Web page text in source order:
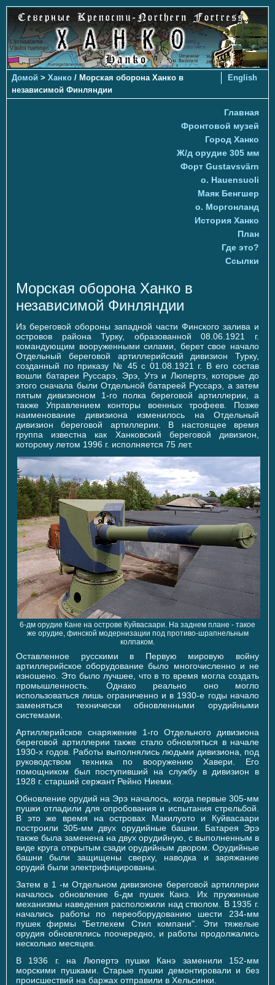
English
Домой > Ханко / Морская оборона Ханко в
независимой Финляндии
Главная
Фронтовой музей
Город Ханко
Ж/д орудие 305 мм
Форт Gustavsvärn
о. Hauensuoli
Маяк Бенгшер
о. Моргонланд
История Ханко
План
Где это?
Ссылки
Морская оборона Ханко в
независимой Финляндии
Из береговой обороны западной части Финского залива и
островов района Турку, образованной 08.06.1921 г.
командующим вооруженными силами, берет свое начало
Отдельный береговой артиллерийский дивизион Турку,
созданный по приказу № 45 с 01.08.1921 г. В его состав
вошли батареи Руссарэ, Эрэ, Утэ и Люпертэ, которые до
этого сначала были Отдельной батареей Руссарэ, а затем
пятым дивизионом 1-го полка береговой артиллерии, а
также Управлением конторы военных трофеев. Позже
наименование дивизиона изменилось на Отдельный
дивизион береговой артиллерии. В настоящее время
группа известна как Ханковский береговой дивизион,
которому летом 1996 г. исполняется 75 лет.
6-дм орудие Кане на острове Куйвасаари. На заднем плане - такое
же орудие, финской модернизации под противо-шрапнельным
колпаком.
Оставленное русскими в Первую мировую войну
артиллерийское оборудование было многочисленно и не
изношено. Это было лучшее, что в то время могла создать
промышленность. Однако реально оно могло
использоваться лишь ограниченно и в 1930-е годы начало
заменяться технически обновленными орудийными
системами.
Артиллерийское снаряжение 1-го Отдельного дивизиона
береговой артиллерии также стало обновляться в начале
1930-х годов. Работы выполнялись людьми дивизиона, под
руководством техника по вооружению Хавери. Его
помощником был поступивший на службу в дивизион в
1928 г. старший сержант Рейно Ниеми.
Обновление орудий на Эрэ началось, когда первые 305-мм
пушки отладили для опробования и испытания стрельбой.
В это же время на островах Макилуото и Куйвасаари
построили 305-мм двух орудийные башни. Батарея Эрэ
также была заменена на двух орудийную, с выполненным в
виде круга открытым сзади орудийным двором. Орудийные
башни были защищены сверху, наводка и заряжание
орудий были электрифицированы.
Затем в 1 -м Отдельном дивизионе береговой артиллерии
началось обновление 6-дм пушек Канэ. Их пружинные
механизмы наведения расположили над стволом. В 1935 г.
начались работы по переоборудованию шести 234-мм
пушек фирмы "Бетлехем Стил компани". Эти тяжелые
орудия обновлялись поочередно, и работы продолжались
несколько месяцев.
В 1936 г. на Люпертэ пушки Канэ заменили 152-мм
морскими пушками. Старые пушки демонтировали и без
происшествий на баржах отправили в Хельсинки.